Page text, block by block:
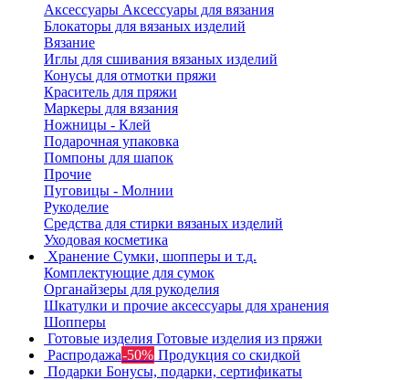
Аксессуары Аксессуары для вязания
Блокаторы для вязаных изделий
Вязание
Иглы для сшивания вязаных изделий
Конусы для отмотки пряжи
Краситель для пряжи
Маркеры для вязания
Ножницы - Клей
Подарочная упаковка
Помпоны для шапок
Прочие
Пуговицы - Молнии
Рукоделие
Средства для стирки вязаных изделий
Уходовая косметика
Хранение Сумки, шопперы и т.д.
Комплектующие для сумок
Органайзеры для рукоделия
Шкатулки и прочие аксессуары для хранения
Шопперы
Готовые изделия Готовые изделия из пряжи
Распродажа-50% Продукция со скидкой
Подарки Бонусы, подарки, сертификаты